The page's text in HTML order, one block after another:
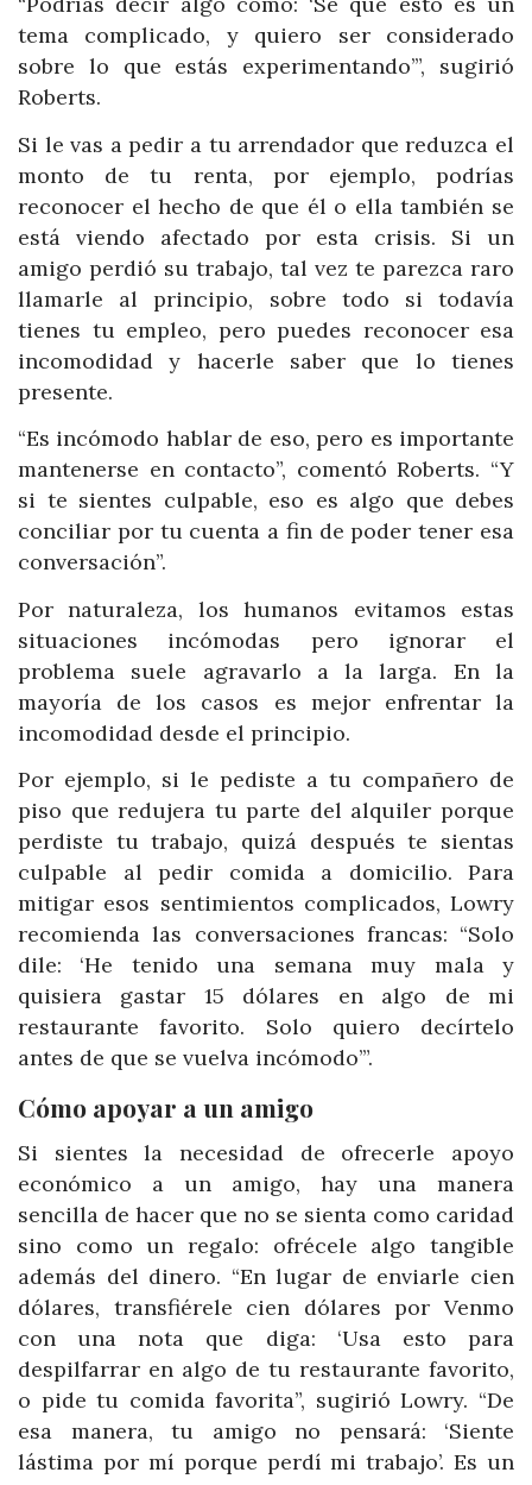
tema complicado, y quiero ser considerado
sobre lo que estás experimentando’”, sugirió
Roberts.
Si le vas a pedir a tu arrendador que reduzca el
monto de tu renta, por ejemplo, podrías
reconocer el hecho de que él o ella también se
está viendo afectado por esta crisis. Si un
amigo perdió su trabajo, tal vez te parezca raro
llamarle al principio, sobre todo si todavía
tienes tu empleo, pero puedes reconocer esa
incomodidad y hacerle saber que lo tienes
presente.
“Es incómodo hablar de eso, pero es importante
mantenerse en contacto”, comentó Roberts. “Y
si te sientes culpable, eso es algo que debes
conciliar por tu cuenta a fin de poder tener esa
conversación”.
Por naturaleza, los humanos evitamos estas
situaciones incómodas pero ignorar el
problema suele agravarlo a la larga. En la
mayoría de los casos es mejor enfrentar la
incomodidad desde el principio.
Por ejemplo, si le pediste a tu compañero de
piso que redujera tu parte del alquiler porque
perdiste tu trabajo, quizá después te sientas
culpable al pedir comida a domicilio. Para
mitigar esos sentimientos complicados, Lowry
recomienda las conversaciones francas: “Solo
dile: ‘He tenido una semana muy mala y
quisiera gastar 15 dólares en algo de mi
restaurante favorito. Solo quiero decírtelo
antes de que se vuelva incómodo’”.
Cómo apoyar a un amigo
Si sientes la necesidad de ofrecerle apoyo
económico a un amigo, hay una manera
sencilla de hacer que no se sienta como caridad
sino como un regalo: ofrécele algo tangible
además del dinero. “En lugar de enviarle cien
dólares, transfiérele cien dólares por Venmo
con una nota que diga: ‘Usa esto para
despilfarrar en algo de tu restaurante favorito,
o pide tu comida favorita”, sugirió Lowry. “De
esa manera, tu amigo no pensará: ‘Siente
lástima por mí porque perdí mi trabajo’. Es un